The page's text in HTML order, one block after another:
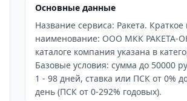
Основные данные
Название сервиса: Ракета.
наименование: ООО МКК РАКЕТА-
каталоге компания указана в
Базовые условия: сумма до 50000
1 - 98 дней, ставка или ПСК от 0%
день (ПСК от 0-292% годовых).